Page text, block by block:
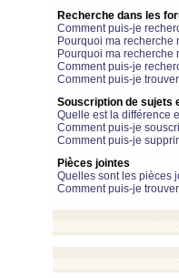
Recherche dans les
Comment puis-je
Pourquoi ma recherche
Pourquoi ma
Comment puis-je
Comment puis-je
Souscription de sujets
Quelle est la différence
Comment puis-je
Comment puis-je
Pièces jointes
Quelles sont les pièces
Comment puis-je